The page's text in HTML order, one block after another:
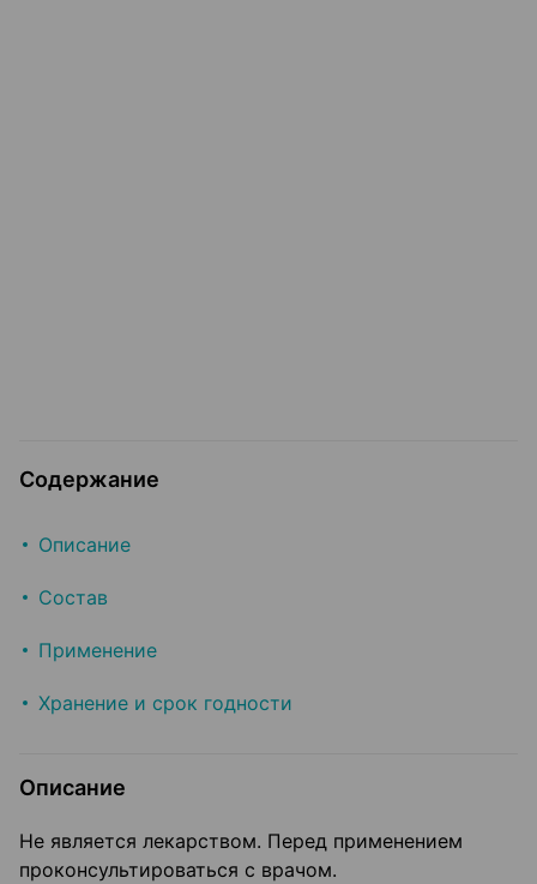
Содержание
Описание
Состав
Применение
Хранение и срок годности
Описание
Не является лекарством. Перед применением
проконсультироваться с врачом.